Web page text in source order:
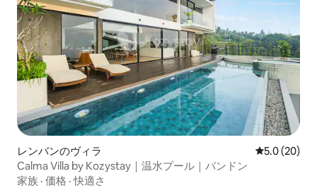
レンバンのヴィラ レビュー20
5.0 (20)
Calma Villa by Kozystay｜温水プール｜バンドン
家族 · 価格 ·快適さ